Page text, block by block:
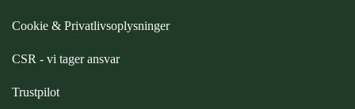
PREMIER EQUINE RYTTER
Cookie & Privatlivsoplysninger
CSR - vi tager ansvar
Trustpilot